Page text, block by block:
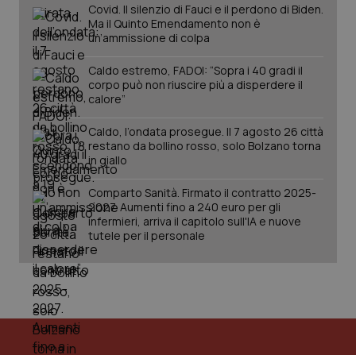
Covid. Il silenzio di Fauci e il perdono di Biden.
Ma il Quinto Emendamento non è
un’ammissione di colpa
Caldo estremo, FADOI: “Sopra i 40 gradi il
corpo può non riuscire più a disperdere il
calore”
Caldo, l’ondata prosegue. Il 7 agosto 26 città
restano da bollino rosso, solo Bolzano torna
in giallo
Comparto Sanità. Firmato il contratto 2025-
2027. Aumenti fino a 240 euro per gli
infermieri, arriva il capitolo sull'IA e nuove
tutele per il personale
PHPSESSID